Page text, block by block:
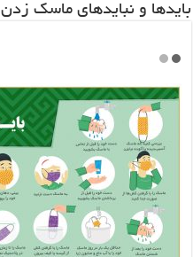
باید‌ها و نبایدهای ماسک زدن